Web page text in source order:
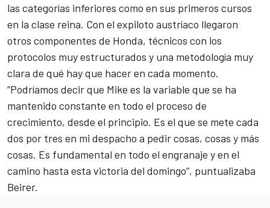
las categorías inferiores como en sus primeros cursos
en la clase reina. Con el expiloto austríaco llegaron
otros componentes de Honda, técnicos con los
protocolos muy estructurados y una metodología muy
clara de qué hay que hacer en cada momento.
“Podríamos decir que Mike es la variable que se ha
mantenido constante en todo el proceso de
crecimiento, desde el principio. Es el que se mete cada
dos por tres en mi despacho a pedir cosas, cosas y más
cosas. Es fundamental en todo el engranaje y en el
camino hasta esta victoria del domingo”, puntualizaba
Beirer.